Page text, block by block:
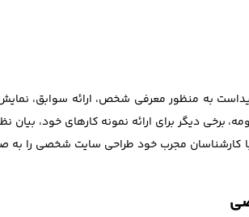
به منظور معرفی شخص، ارائه سوابق،
برخی دیگر برای ارائه نمونه کارهای
مجرب خود طراحی سایت شخصی را به